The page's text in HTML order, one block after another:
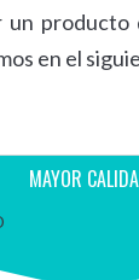
producto
en el
MAYOR